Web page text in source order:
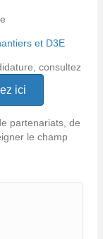
et D3E
consultez
ici
partenariats, de
le champ